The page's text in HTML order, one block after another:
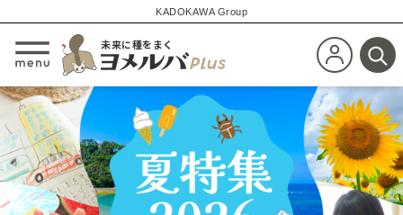
KADOKAWA Group
メニューを開閉する
未来に種をまく
新規会員登
検